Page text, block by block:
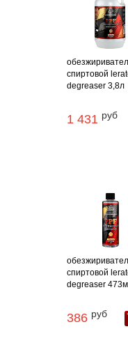
спиртовой
degreaser 3,8л
1 431 руб
спиртовой
degreaser
386 руб